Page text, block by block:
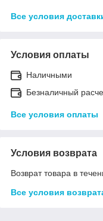
Все условия
Условия оплаты
Наличными
Безналичный
Все условия оплаты
Условия возврата
Возврат товара в
Все условия